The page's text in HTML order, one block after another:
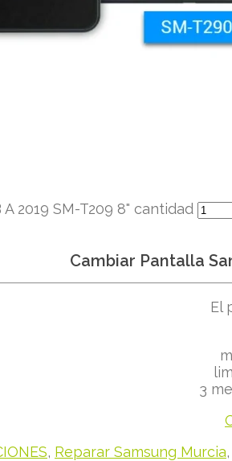
2019 SM-T209 8" cantidad
Cambiar Pantalla
El
3
, Reparar Samsung Murcia,